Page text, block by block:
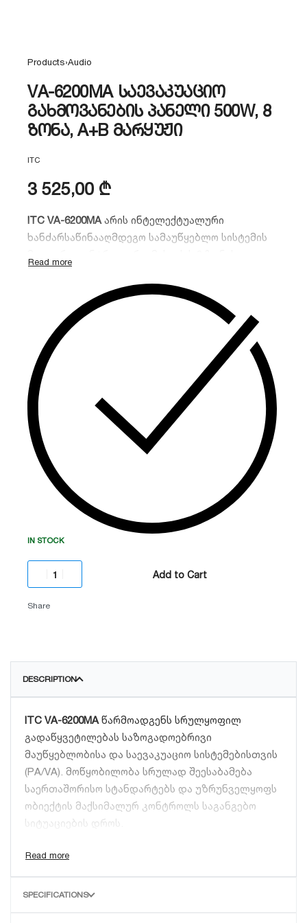
Products›Audio
VA-6200MA საევაკუაციო
გახმოვანების პანელი 500W, 8
ზონა, A+B მარყუჟი
ITC
3 525,00 ₾
ITC VA-6200MA არის ინტელექტუალური
ხანძარსაწინააღმდეგო სამაუწყებლო სისტემის
გამაძლიერებელი და ხმოვანი შეტყობინებების
ჩაწერის ფუნქცია. იდეალური გადაწყვეტილებაა
უსაფრთხოების მაღალი სტანდარტების მქონე
ობიექტებისთვის.
IN STOCK
Add to Cart
Share
DESCRIPTION
ITC VA-6200MAწარმოადგენს სრულყოფილ
გადაწყვეტილებას საზოგადოებრივი
მაუწყებლობისა და საევაკუაციო სისტემებისთვის
(PA/VA). მოწყობილობა სრულად შეესაბამება
საერთაშორისო სტანდარტებს და უზრუნველყოფს
ობიექტის მაქსიმალურ კონტროლს საგანგებო
სიტუაციების დროს.
ძირითადი ფუნქციონალი:
ციფრული გამაძლიერებელი (500W), რომელიც
SPECIFICATIONS